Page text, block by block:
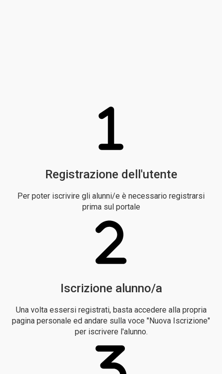
Registrazione dell'utente
Per poter iscrivire gli alunni/e è necessario registrarsi
prima sul portale
Iscrizione alunno/a
Una volta essersi registrati, basta accedere alla propria
pagina personale ed andare sulla voce "Nuova Iscrizione"
per iscrivere l'alunno.